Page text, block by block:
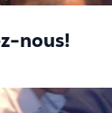
nous!